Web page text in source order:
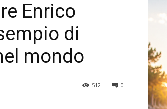
Enrico
di
mondo
0
512